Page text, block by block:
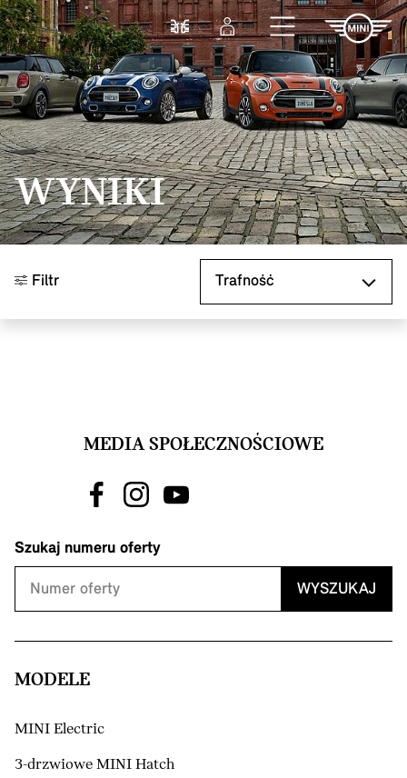
Przejdź do głównej treści
PorównajZaloguj się
WYNIKI
Filtr
MEDIA SPOŁECZNOŚCIOWE
Szukaj numeru oferty
WYSZUKAJ
MODELE
MINI Electric
3-drzwiowe MINI Hatch